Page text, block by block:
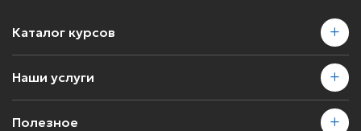
Каталог курсов
Наши услуги
Полезное